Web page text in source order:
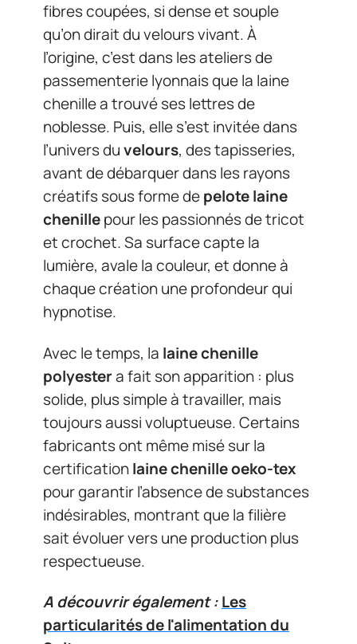
fibres coupées, si dense et souple
qu’on dirait du velours vivant. À
l’origine, c’est dans les ateliers de
passementerie lyonnais que la laine
chenille a trouvé ses lettres de
noblesse. Puis, elle s’est invitée dans
l’univers duvelours, des tapisseries,
avant de débarquer dans les rayons
créatifs sous forme depelote laine
chenillepour les passionnés de tricot
et crochet. Sa surface capte la
lumière, avale la couleur, et donne à
chaque création une profondeur qui
hypnotise.
Avec le temps, la laine chenille
polyestera fait son apparition : plus
solide, plus simple à travailler, mais
toujours aussi voluptueuse. Certains
fabricants ont même misé sur la
certificationlaine chenille oeko-tex
pour garantir l’absence de substances
indésirables, montrant que la filière
sait évoluer vers une production plus
respectueuse.
A découvrir également :Les
particularités de l'alimentation du